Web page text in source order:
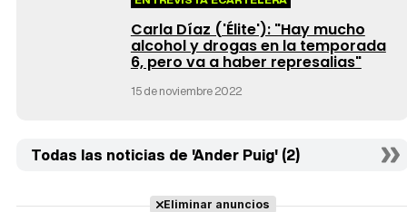
Carla Díaz ('Élite'): "Hay mucho
alcohol y drogas en la temporada
6, pero va a haber represalias"
15 de noviembre 2022
Todas las noticias de 'Ander Puig' (2)
Eliminar anuncios